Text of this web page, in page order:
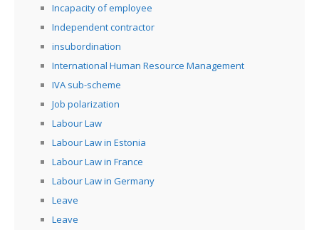
Incapacity of employee
Independent contractor
insubordination
International Human Resource Management
IVA sub-scheme
Job polarization
Labour Law
Labour Law in Estonia
Labour Law in France
Labour Law in Germany
Leave
Leave